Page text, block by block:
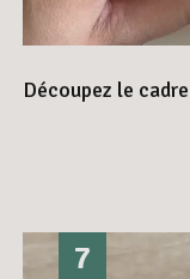
Découpez le
7